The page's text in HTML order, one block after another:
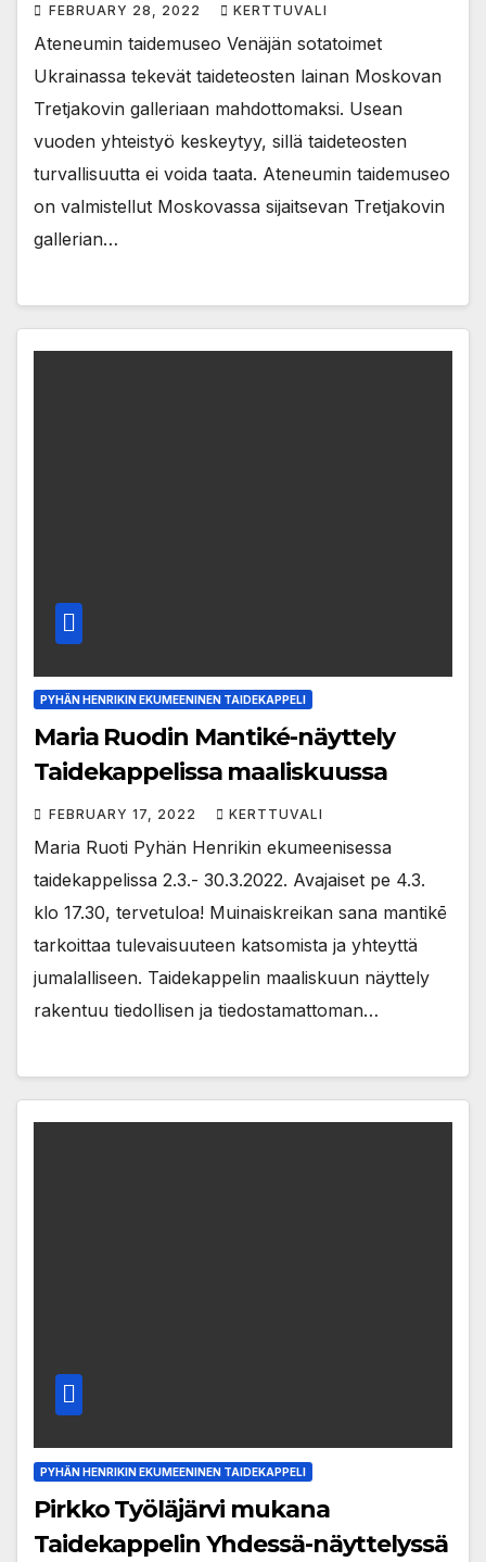
FEBRUARY 28, 2022 KERTTUVALI
Ateneumin taidemuseo Venäjän sotatoimet
Ukrainassa tekevät taideteosten lainan Moskovan
Tretjakovin galleriaan mahdottomaksi. Usean
vuoden yhteistyö keskeytyy, sillä taideteosten
turvallisuutta ei voida taata. Ateneumin taidemuseo
on valmistellut Moskovassa sijaitsevan Tretjakovin
gallerian…
PYHÄN HENRIKIN EKUMEENINEN TAIDEKAPPELI
Maria Ruodin Mantiké-näyttely
Taidekappelissa maaliskuussa
FEBRUARY 17, 2022 KERTTUVALI
Maria Ruoti Pyhän Henrikin ekumeenisessa
taidekappelissa 2.3.- 30.3.2022. Avajaiset pe 4.3.
klo 17.30, tervetuloa! Muinaiskreikan sana mantikē
tarkoittaa tulevaisuuteen katsomista ja yhteyttä
jumalalliseen. Taidekappelin maaliskuun näyttely
rakentuu tiedollisen ja tiedostamattoman…
PYHÄN HENRIKIN EKUMEENINEN TAIDEKAPPELI
Pirkko Työläjärvi mukana
Taidekappelin Yhdessä-näyttelyssä